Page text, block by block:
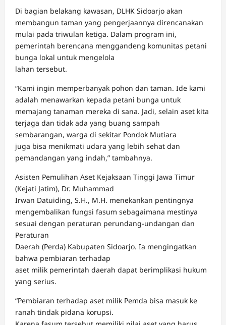
Di bagian belakang kawasan, DLHK Sidoarjo akan
membangun taman yang pengerjaannya direncanakan
mulai pada triwulan ketiga. Dalam program ini,
pemerintah berencana menggandeng komunitas petani
bunga lokal untuk mengelola
lahan tersebut.
“Kami ingin memperbanyak pohon dan taman. Ide kami
adalah menawarkan kepada petani bunga untuk
memajang tanaman mereka di sana. Jadi, selain aset kita
terjaga dan tidak ada yang buang sampah
sembarangan, warga di sekitar Pondok Mutiara
juga bisa menikmati udara yang lebih sehat dan
pemandangan yang indah,” tambahnya.
Asisten Pemulihan Aset Kejaksaan Tinggi Jawa Timur
(Kejati Jatim), Dr. Muhammad
Irwan Datuiding, S.H., M.H. menekankan pentingnya
mengembalikan fungsi fasum sebagaimana mestinya
sesuai dengan peraturan perundang-undangan dan
Peraturan
Daerah (Perda) Kabupaten Sidoarjo. Ia mengingatkan
bahwa pembiaran terhadap
aset milik pemerintah daerah dapat berimplikasi hukum
yang serius.
“Pembiaran terhadap aset milik Pemda bisa masuk ke
ranah tindak pidana korupsi.